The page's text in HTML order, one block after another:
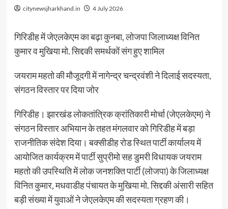
citynewsjharkhand.in 4 July 2026
गिरिडीह में जेएलकेएम का बढ़ा कुनबा, लोजपा जिलाध्यक्ष विनित
कुमार व मुखिया मो. सिद्दकी समर्थकों संग हुए शामिल
जयराम महतो की मौजूदगी में नागेन्द्र चन्द्रवंशी ने दिलाई सदस्यता,
संगठन विस्तार पर दिया जोर
गिरिडीह। झारखंड लोकतांत्रिक क्रांतिकारी मोर्चा (जेएलकेएम) ने
संगठन विस्तार अभियान के तहत मंगलवार को गिरिडीह में बड़ा
राजनीतिक संदेश दिया। बक्सीडीह रोड स्थित पार्टी कार्यालय में
आयोजित कार्यक्रम में पार्टी सुप्रीमो सह डुमरी विधायक जयराम
महतो की उपस्थिति में लोक जनशक्ति पार्टी (लोजपा) के जिलाध्यक्ष
विनित कुमार, मधवाडीह पंचायत के मुखिया मो. सिद्दकी अंसारी सहित
बड़ी संख्या में युवाओं ने जेएलकेएम की सदस्यता ग्रहण की।